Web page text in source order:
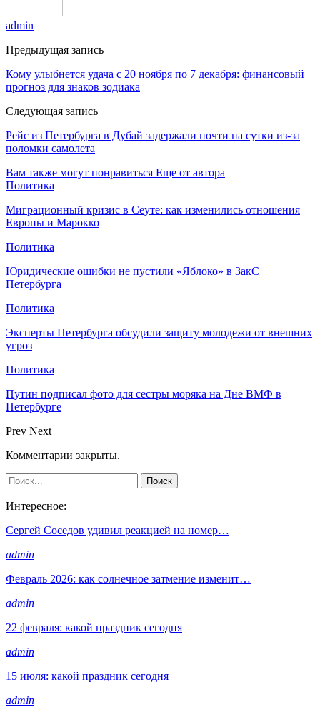
admin
Предыдущая запись
Кому улыбнется удача с 20 ноября по 7 декабря: финансовый
прогноз для знаков зодиака
Следующая запись
Рейс из Петербурга в Дубай задержали почти на сутки из-за
поломки самолета
Вам также могут понравиться Еще от автора
Политика
Миграционный кризис в Сеуте: как изменились отношения
Европы и Марокко
Политика
Юридические ошибки не пустили «Яблоко» в ЗакС
Петербурга
Политика
Эксперты Петербурга обсудили защиту молодежи от внешних
угроз
Политика
Путин подписал фото для сестры моряка на Дне ВМФ в
Петербурге
Prev Next
Комментарии закрыты.
Интересное:
Сергей Соседов удивил реакцией на номер…
admin
Февраль 2026: как солнечное затмение изменит…
admin
22 февраля: какой праздник сегодня
admin
15 июля: какой праздник сегодня
admin